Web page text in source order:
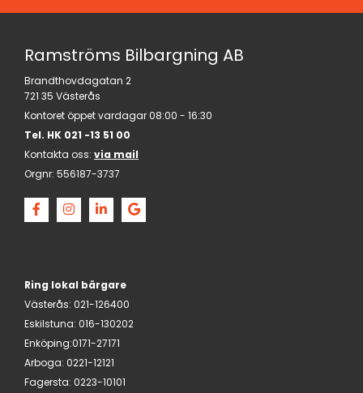
Ramströms Bilbargning AB
Brandthovdagatan 2
721 35 Västerås
Kontoret öppet vardagar 08:00 - 16:30
Tel. HK 021 -13 51 00
Kontakta oss: via mail
Orgnr: 556187-3737
Ring lokal bärgare
Västerås: 021-126400
Eskilstuna: 016-130202
Enköping:0171-27171
Arboga: 0221-12121
Fagersta: 0223-10101